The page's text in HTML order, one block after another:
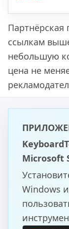
Партнёрская
ссылкам
небольшую
цена не
Microsoft
Windows